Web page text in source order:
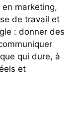
marketing,
de travail et
: donner des
qui dure, à
et